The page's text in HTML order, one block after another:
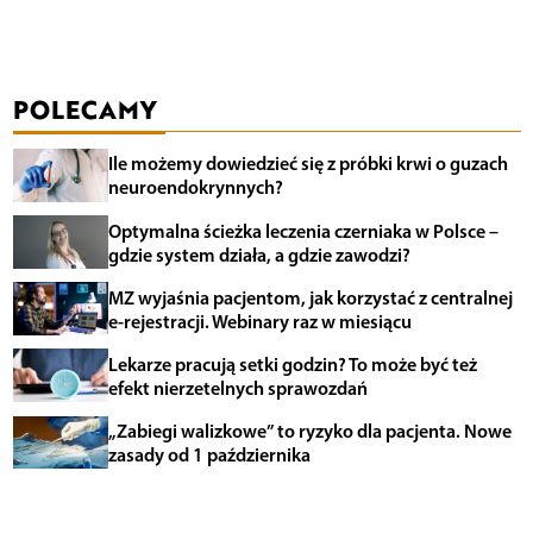
POLECAMY
Ile możemy dowiedzieć się z próbki krwi o guzach
neuroendokrynnych?
Optymalna ścieżka leczenia czerniaka w Polsce –
gdzie system działa, a gdzie zawodzi?
MZ wyjaśnia pacjentom, jak korzystać z centralnej
e-rejestracji. Webinary raz w miesiącu
Lekarze pracują setki godzin? To może być też
efekt nierzetelnych sprawozdań
„Zabiegi walizkowe” to ryzyko dla pacjenta. Nowe
zasady od 1 października